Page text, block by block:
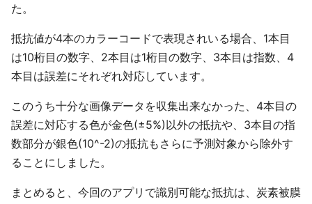
た。
抵抗値が4本のカラーコードで表現されいる場合、1本目
は10桁目の数字、2本目は1桁目の数字、3本目は指数、4
本目は誤差にそれぞれ対応しています。
このうち十分な画像データを収集出来なかった、4本目の
誤差に対応する色が金色(±5%)以外の抵抗や、3本目の指
数部分が銀色(10^-2)の抵抗もさらに予測対象から除外す
ることにしました。
まとめると、今回のアプリで識別可能な抵抗は、炭素被膜